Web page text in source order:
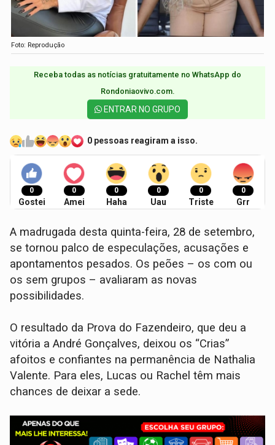
Foto: Reprodução
Receba todas as notícias gratuitamente no WhatsApp do
Rondoniaovivo.com.​
ENTRAR NO GRUPO
0 pessoas reagiram a isso.
0
Gostei
0
Amei
0
Haha
0
Uau
0
Triste
0
Grr
A madrugada desta quinta-feira, 28 de setembro,
se tornou palco de especulações, acusações e
apontamentos pesados. Os peões – os com ou
os sem grupos – avaliaram as novas
possibilidades.
O resultado da Prova do Fazendeiro, que deu a
vitória a André Gonçalves, deixou os “Crias”
afoitos e confiantes na permanência de Nathalia
Valente. Para eles, Lucas ou Rachel têm mais
chances de deixar a sede.